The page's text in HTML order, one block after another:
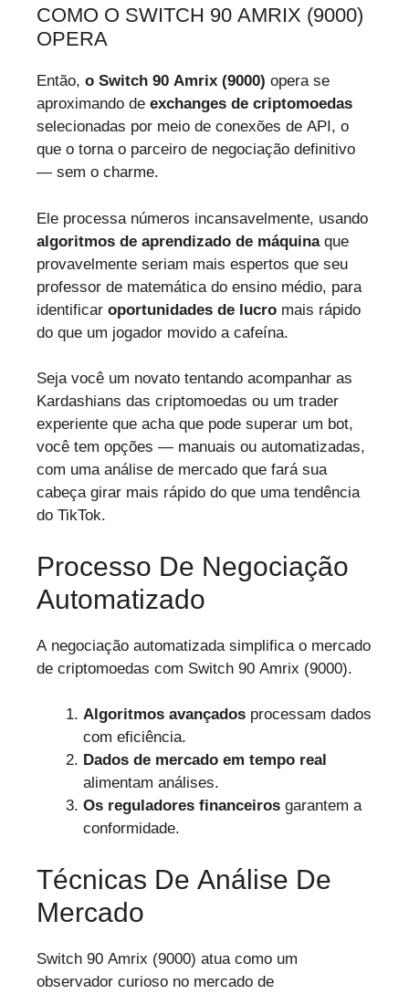
COMO O SWITCH 90 AMRIX (9000)
OPERA
Então, o Switch 90 Amrix (9000) opera se
aproximando de exchanges de criptomoedas
selecionadas por meio de conexões de API, o
que o torna o parceiro de negociação definitivo
— sem o charme.
Ele processa números incansavelmente, usando
algoritmos de aprendizado de máquinaque
provavelmente seriam mais espertos que seu
professor de matemática do ensino médio, para
identificar oportunidades de lucro mais rápido
do que um jogador movido a cafeína.
Seja você um novato tentando acompanhar as
Kardashians das criptomoedas ou um trader
experiente que acha que pode superar um bot,
você tem opções — manuais ou automatizadas,
com uma análise de mercado que fará sua
cabeça girar mais rápido do que uma tendência
do TikTok.
Processo De Negociação
Automatizado
A negociação automatizada simplifica o mercado
de criptomoedas com Switch 90 Amrix (9000).
Algoritmos avançados processam dados
com eficiência.
Dados de mercado em tempo real
alimentam análises.
Os reguladores financeiros garantem a
conformidade.
Técnicas De Análise De
Mercado
Switch 90 Amrix (9000) atua como um
observador curioso no mercado de